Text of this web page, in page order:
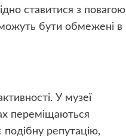
ставитися з повагою
можуть бути обмежені в
У музеї
переміщаються
репутацію,